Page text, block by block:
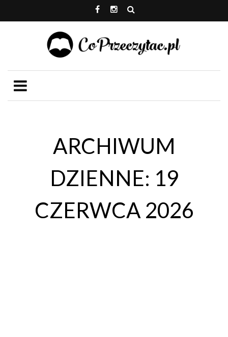
ARCHIWUM
DZIENNE: 19
CZERWCA 2026